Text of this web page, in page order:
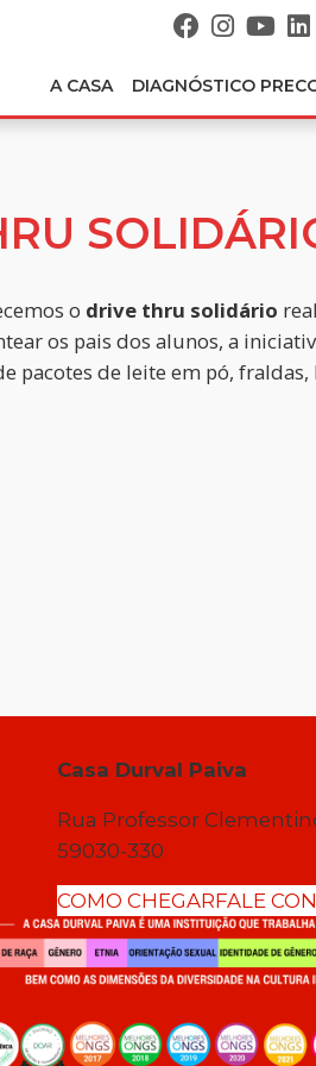
A CASA DIAGNÓSTICO
o drive thru solidário
os pais dos alunos, a
pacotes de leite em pó,
Casa Durval Paiva
Rua Professor
59030-330
COMO CHEGARFALE